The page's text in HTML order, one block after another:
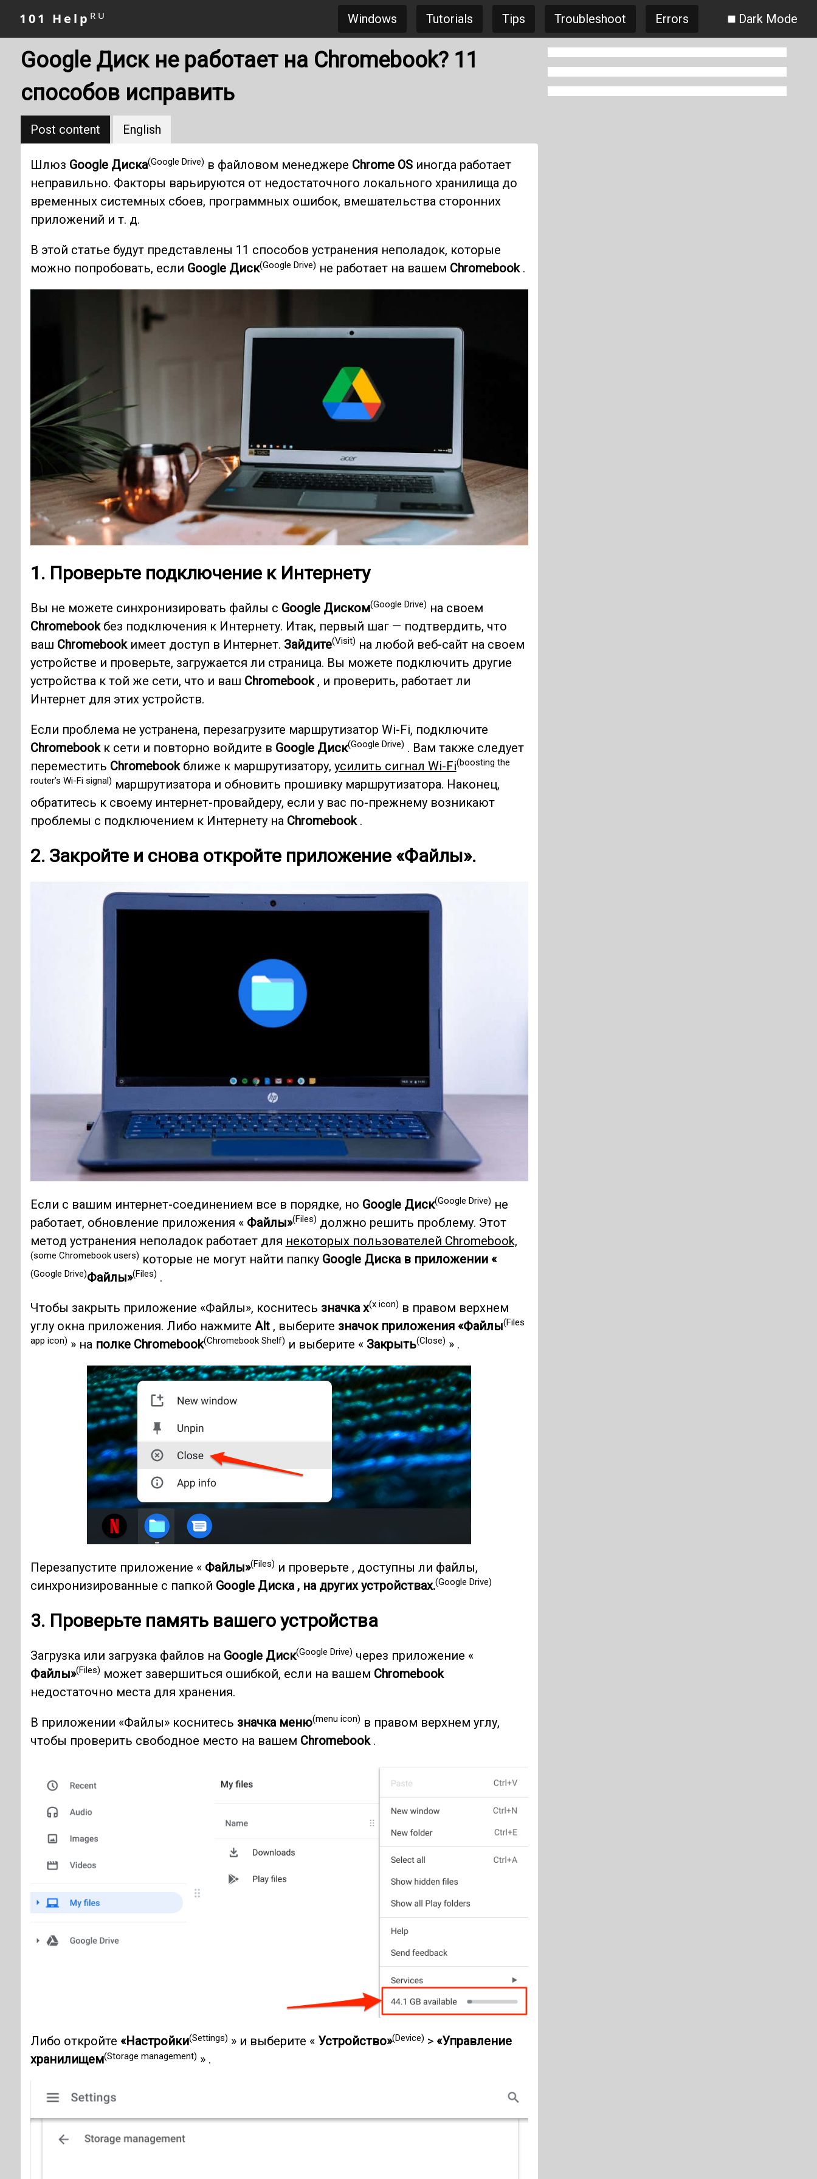
101 Help RU Windows Tutorials Tips Troubleshoot Errors Dark Mode
Google Диск не работает на Chromebook? 11
способов исправить
Post content English
Шлюз Google Диска(Google Drive) в файловом менеджере Chrome OSиногда работает
неправильно. Факторы варьируются от недостаточного локального хранилища до
временных системных сбоев, программных ошибок, вмешательства сторонних
приложений и т. д.
В этой статье будут представлены 11 способов устранения неполадок, которые
можно попробовать, если Google Диск(Google Drive) не работает на вашем Chromebook.
1. Проверьте подключение к Интернету
Вы не можете синхронизировать файлы с Google Диском(Google Drive) на своем
Chromebookбез подключения к Интернету. Итак, первый шаг — подтвердить, что
ваш Chromebookимеет доступ в Интернет. Зайдите(Visit) на любой веб-сайт на своем
устройстве и проверьте, загружается ли страница. Вы можете подключить другие
устройства к той же сети, что и ваш Chromebook, и проверить, работает ли
Интернет для этих устройств.
Если проблема не устранена, перезагрузите маршрутизатор Wi-Fi, подключите
Chromebookк сети и повторно войдите в Google Диск(Google Drive) . Вам также следует
переместить Chromebookближе к маршрутизатору, усилить сигнал Wi-Fi(boosting the
router’s Wi-Fi signal) маршрутизатора и обновить прошивку маршрутизатора. Наконец,
обратитесь к своему интернет-провайдеру, если у вас по-прежнему возникают
проблемы с подключением к Интернету на Chromebook.
2. Закройте и снова откройте приложение «Файлы».
Если с вашим интернет-соединением все в порядке, но Google Диск(Google Drive) не
работает, обновление приложения « Файлы»(Files) должно решить проблему. Этот
метод устранения неполадок работает для некоторых пользователей Chromebook,
(some Chromebook users) которые не могут найти папку Google Диска в приложении «
(Google Drive)Файлы»(Files) .
Чтобы закрыть приложение «Файлы», коснитесь значка x(x icon) в правом верхнем
углу окна приложения. Либо нажмите Alt, выберите значок приложения «Файлы(Files
app icon) » на полке Chromebook(Chromebook Shelf) и выберите « Закрыть(Close) » .
Перезапустите приложение « Файлы»(Files) и проверьте , доступны ли файлы,
синхронизированные с папкой Google Диска , на других устройствах.(Google Drive)
3. Проверьте память вашего устройства
Загрузка или загрузка файлов на Google Диск(Google Drive) через приложение «
Файлы»(Files) может завершиться ошибкой, если на вашем Chromebook
недостаточно места для хранения.
В приложении «Файлы» коснитесь значка меню(menu icon) в правом верхнем углу,
чтобы проверить свободное место на вашем Chromebook.
Либо откройте «Настройки(Settings) » и выберите « Устройство»(Device) > «Управление
хранилищем(Storage management) » .